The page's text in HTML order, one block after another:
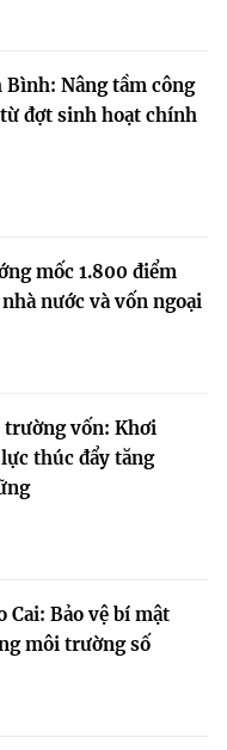
Bình: Nâng tầm công
đợt sinh hoạt chính
mốc 1.800 điểm
nước và vốn ngoại
vốn: Khơi
thúc đẩy tăng
Cai: Bảo vệ bí mật
môi trường số